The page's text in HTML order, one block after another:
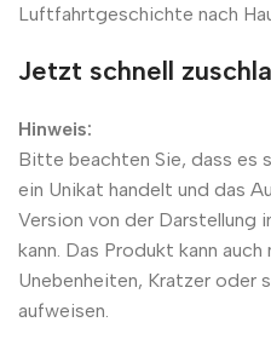
Luftfahrtgeschichte nach
Jetzt schnell
Hinweis:
Bitte beachten Sie, dass es
ein Unikat handelt und das
Version von der Darstellung
kann. Das Produkt kann
Unebenheiten, Kratzer oder
aufweisen.